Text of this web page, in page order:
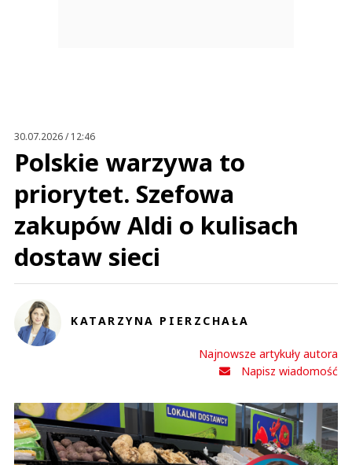
30.07.2026 / 12:46
Polskie warzywa to
priorytet. Szefowa
zakupów Aldi o kulisach
dostaw sieci
KATARZYNA PIERZCHAŁA
Najnowsze artykuły autora
Napisz wiadomość